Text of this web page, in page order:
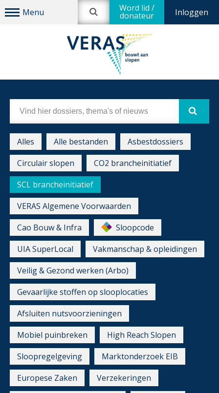
Inloggen
Word lid /
donateur
Alles Alle bestanden
Asbestdossiers
Circulair slopen
CO2 brancheinitiatief
SCL brancheinitiatief
VERAS Algemene Voorwaarden
Cao Bouw & Infra
Sloopcode
UIA SuperLocal
Vakmanschap & opleidingen
Veilig & Gezond werken (Arbo)
Gevaarlijke stoffen op slooplocaties
Afsluiten nutsvoorzieningen
Mobiel puinbreken
High Reach Slopen
Sloopregelgeving
Marktonderzoek EIB
Europese Zaken
Verzekeringen